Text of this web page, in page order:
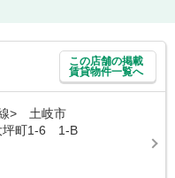
この店舗の掲載
賃貸物件一覧へ
> 土岐市
坪町1-6 1-B